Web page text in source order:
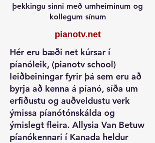
þekkingu sinni með umheiminum og
kollegum sínum
pianotv.net
Hér eru bæði net kúrsar í
píanóleik, (pianotv school)
leiðbeiningar fyrir þá sem eru að
byrja að kenna á píanó, síða um
erfiðustu og auðveldustu verk
ýmissa píanótónskálda og
ýmislegt fleira. Allysia Van Betuw
píanókennari í Kanada heldur